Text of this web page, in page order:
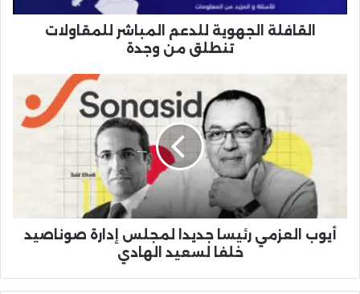
القافلة الجهوية للدعم المباشر للمقاولات
تنطلق من وجدة
لمجلس
صوناصيد
لسعيد
الهادي
أيوب العزمي رئيسا جديدا لمجلس إدارة صوناصيد
خلفا لسعيد الهادي